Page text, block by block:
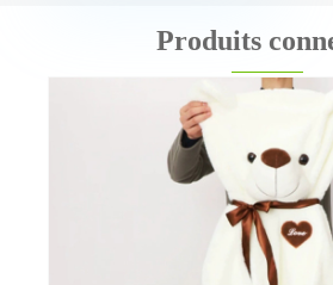
Produits
Peau de jouets doux